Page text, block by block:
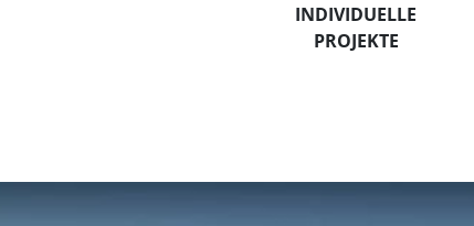
INDIVIDUELLE
PROJEKTE